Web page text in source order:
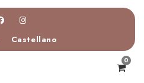
Castellano
0